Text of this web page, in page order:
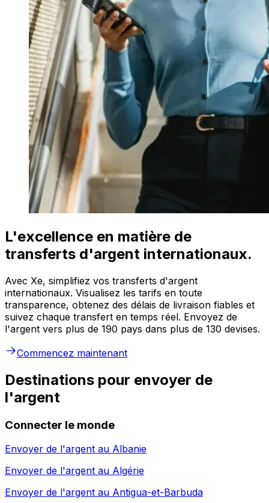
L'excellence en matière de
transferts d'argent internationaux.
Avec Xe, simplifiez vos transferts d'argent
internationaux. Visualisez les tarifs en toute
transparence, obtenez des délais de livraison fiables et
suivez chaque transfert en temps réel. Envoyez de
l'argent vers plus de 190 pays dans plus de 130 devises.
Commencez maintenant
Destinations pour envoyer de
l'argent
Connecter le monde
Envoyer de l'argent au Albanie
Envoyer de l'argent au Algérie
Envoyer de l'argent au Antigua-et-Barbuda